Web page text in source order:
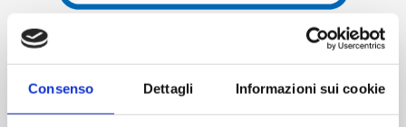
Consenso Dettagli Informazioni sui cookie
Skip to the beginning of the images gallery
Awareness (ICAO)